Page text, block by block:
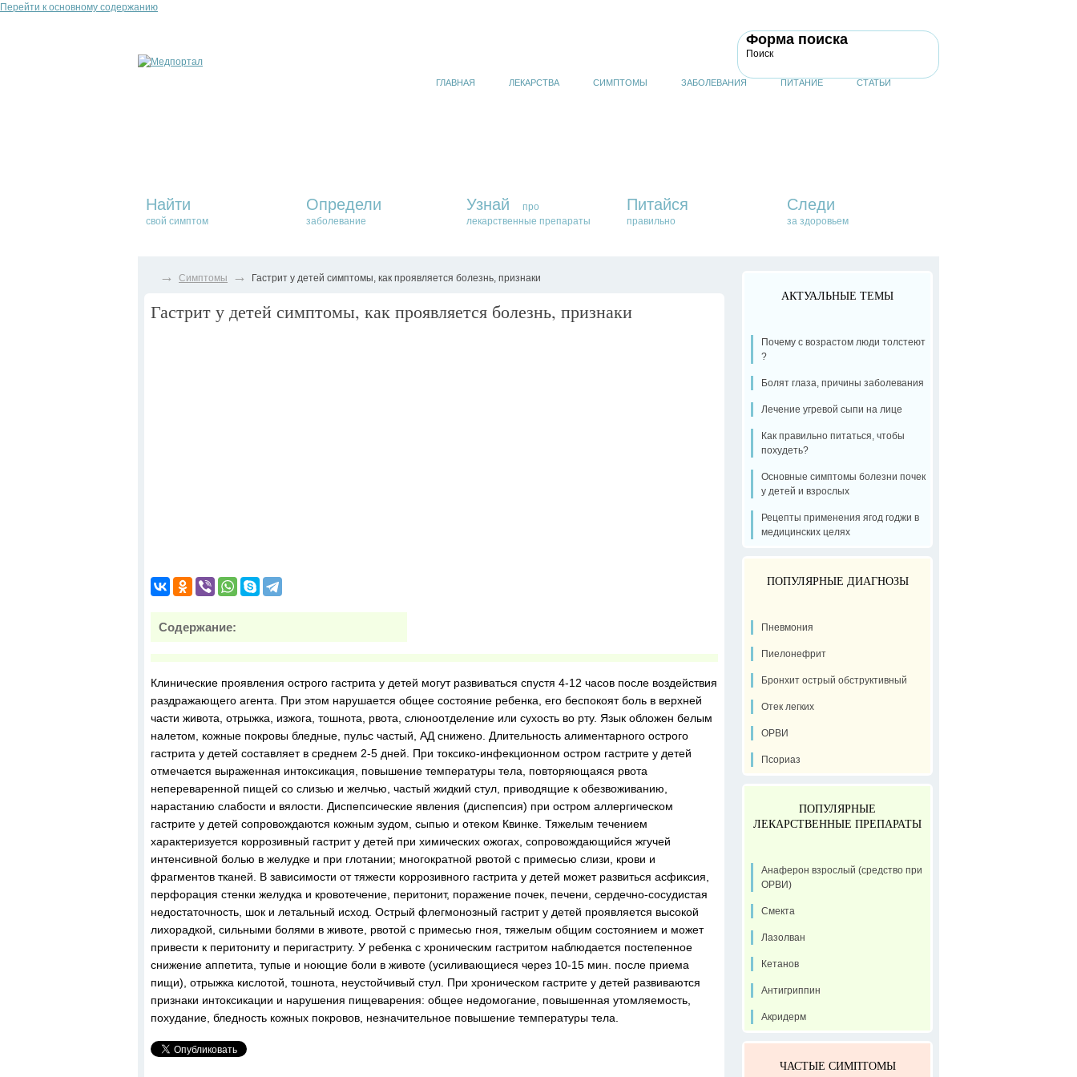
Перейти к основному содержанию
Форма поиска
Поиск
ГЛАВНАЯ ЛЕКАРСТВА СИМПТОМЫ ЗАБОЛЕВАНИЯ ПИТАНИЕ СТАТЬИ
Найти
свой симптом
Определи
заболевание
Узнай
про
лекарственные препараты
Питайся
правильно
Следи
за здоровьем
→ Симптомы → Гастрит у детей симптомы, как проявляется болезнь, признаки
Гастрит у детей симптомы, как проявляется болезнь, признаки
Содержание:
Клинические проявления острого гастрита у детей могут развиваться спустя 4-12 часов после воздействия
раздражающего агента. При этом нарушается общее состояние ребенка, его беспокоят боль в верхней
части живота, отрыжка, изжога, тошнота, рвота, слюноотделение или сухость во рту. Язык обложен белым
налетом, кожные покровы бледные, пульс частый, АД снижено. Длительность алиментарного острого
гастрита у детей составляет в среднем 2-5 дней. При токсико-инфекционном остром гастрите у детей
отмечается выраженная интоксикация, повышение температуры тела, повторяющаяся рвота
непереваренной пищей со слизью и желчью, частый жидкий стул, приводящие к обезвоживанию,
нарастанию слабости и вялости. Диспепсические явления (диспепсия) при остром аллергическом
гастрите у детей сопровождаются кожным зудом, сыпью и отеком Квинке. Тяжелым течением
характеризуется коррозивный гастрит у детей при химических ожогах, сопровождающийся жгучей
интенсивной болью в желудке и при глотании; многократной рвотой с примесью слизи, крови и
фрагментов тканей. В зависимости от тяжести коррозивного гастрита у детей может развиться асфиксия,
перфорация стенки желудка и кровотечение, перитонит, поражение почек, печени, сердечно-сосудистая
недостаточность, шок и летальный исход. Острый флегмонозный гастрит у детей проявляется высокой
лихорадкой, сильными болями в животе, рвотой с примесью гноя, тяжелым общим состоянием и может
привести к перитониту и перигастриту. У ребенка с хроническим гастритом наблюдается постепенное
снижение аппетита, тупые и ноющие боли в животе (усиливающиеся через 10-15 мин. после приема
пищи), отрыжка кислотой, тошнота, неустойчивый стул. При хроническом гастрите у детей развиваются
признаки интоксикации и нарушения пищеварения: общее недомогание, повышенная утомляемость,
похудание, бледность кожных покровов, незначительное повышение температуры тела.
АКТУАЛЬНЫЕ ТЕМЫ
Почему с возрастом люди толстеют
?
Болят глаза, причины заболевания
Лечение угревой сыпи на лице
Как правильно питаться, чтобы
похудеть?
Основные симптомы болезни почек
у детей и взрослых
Рецепты применения ягод годжи в
медицинских целях
ПОПУЛЯРНЫЕ ДИАГНОЗЫ
Пневмония
Пиелонефрит
Бронхит острый обструктивный
Отек легких
ОРВИ
Псориаз
ПОПУЛЯРНЫЕ
ЛЕКАРСТВЕННЫЕ ПРЕПАРАТЫ
Анаферон взрослый (средство при
ОРВИ)
Смекта
Лазолван
Кетанов
Антигриппин
Акридерм
ЧАСТЫЕ СИМПТОМЫ